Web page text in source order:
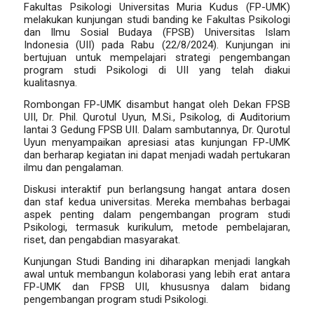
Fakultas Psikologi Universitas Muria Kudus (FP-UMK)
melakukan kunjungan studi banding ke Fakultas Psikologi
dan Ilmu Sosial Budaya (FPSB) Universitas Islam
Indonesia (UII) pada Rabu (22/8/2024). Kunjungan ini
bertujuan untuk mempelajari strategi pengembangan
program studi Psikologi di UII yang telah diakui
kualitasnya.
Rombongan FP-UMK disambut hangat oleh Dekan FPSB
UII,Dr. Phil. Qurotul Uyun, M.Si., Psikolog, di Auditorium
lantai 3 Gedung FPSB UII. Dalam sambutannya, Dr. Qurotul
Uyun menyampaikan apresiasi atas kunjungan FP-UMK
dan berharap kegiatan ini dapat menjadi wadah pertukaran
ilmu dan pengalaman.
Diskusi interaktif pun berlangsung hangat antara dosen
dan staf kedua universitas. Mereka membahas berbagai
aspek penting dalam pengembangan program studi
Psikologi, termasuk kurikulum, metode pembelajaran,
riset, dan pengabdian masyarakat.
Kunjungan Studi Banding ini diharapkan menjadi langkah
awal untuk membangun kolaborasi yang lebih erat antara
FP-UMK dan FPSB UII, khususnya dalam bidang
pengembangan program studi Psikologi.